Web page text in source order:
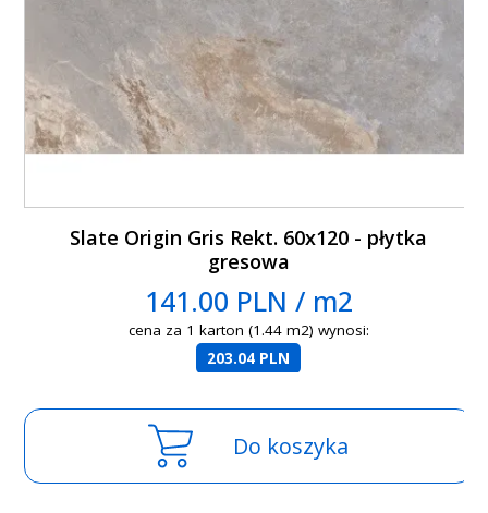
Slate Origin Gris Rekt. 60x120 - płytka
gresowa
141.00 PLN / m2
cena za 1 karton (1.44 m2) wynosi:
203.04 PLN
Do koszyka